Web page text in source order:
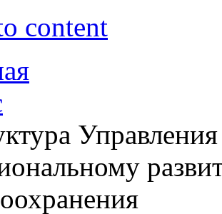
content